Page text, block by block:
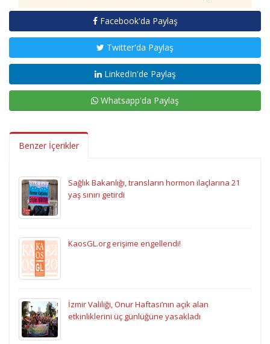
Facebook'da Paylaş
Twitter'da Paylaş
LinkedIn'de Paylaş
Whatsapp'da Paylaş
Benzer İçerikler
Sağlık Bakanlığı, transların hormon ilaçlarına 21
yaş sınırı getirdi
KaosGL.org erişime engellendi!
İzmir Valiliği, Onur Haftası’nın açık alan
etkinliklerini üç günlüğüne yasakladı